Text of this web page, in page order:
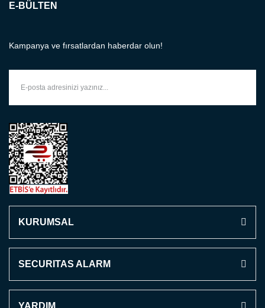
KURUMSAL
SECURITAS ALARM
YARDIM
E-BÜLTEN
Kampanya ve fırsatlardan haberdar olun!